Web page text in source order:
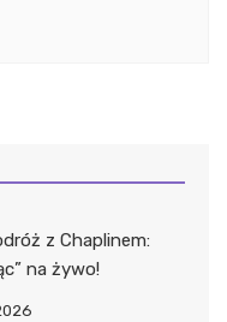
z Chaplinem:
na żywo!